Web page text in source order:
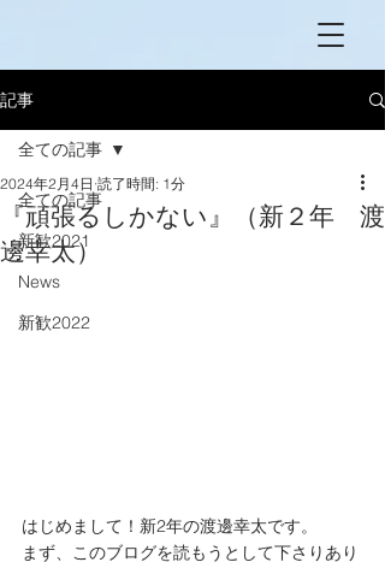
記事
全ての記事
新歓2021
News
新歓2022
全ての記事
『頑張るしかない』（新２年 渡
邊幸太）
2024年2月4日 読了時間: 1分
はじめまして！新2年の渡邊幸太です。
まず、このブログを読もうとして下さりあり